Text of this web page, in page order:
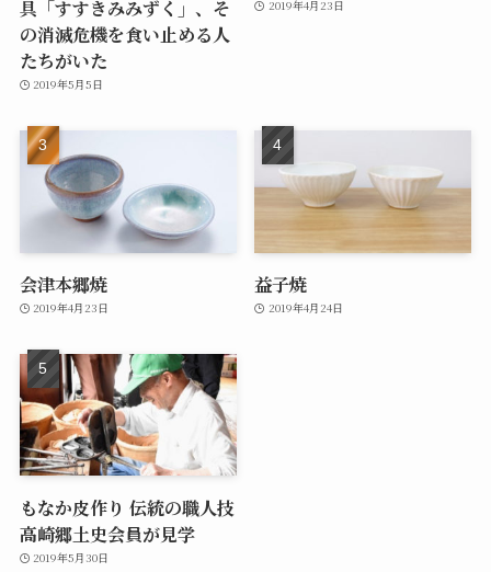
具「すすきみみずく」、そ
の消滅危機を食い止める人
たちがいた
2019年5月5日
2019年4月23日
会津本郷焼
2019年4月23日
益子焼
2019年4月24日
もなか皮作り 伝統の職人技
高崎郷土史会員が見学
2019年5月30日